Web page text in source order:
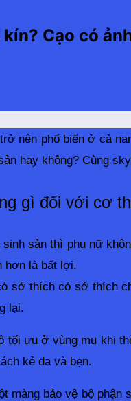
Cạo có
nên phổ biến ở cả
hay không? Cùng
gì đối với cơ
sản thì phụ nữ
hơn là bất lợi.
sở thích có sở thích
lại.
tối ưu ở vùng mu khi
kẻ da và bẹn.
màng bảo vệ bộ